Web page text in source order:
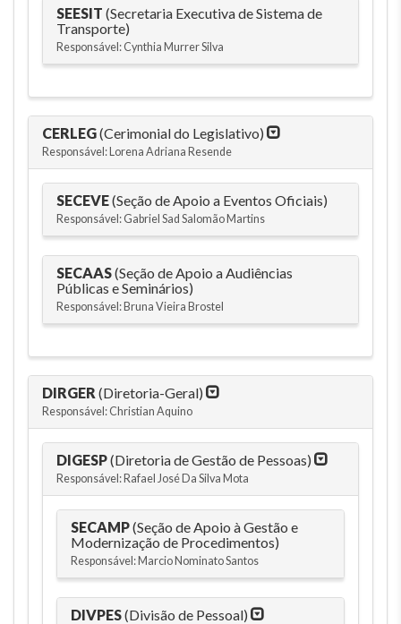
SEESIT (Secretaria Executiva de Sistema de
Transporte)
Responsável: Cynthia Murrer Silva
CERLEG(Cerimonial do Legislativo)
Responsável: Lorena Adriana Resende
SECEVE(Seção de Apoio a Eventos Oficiais)
Responsável: Gabriel Sad Salomão Martins
SECAAS(Seção de Apoio a Audiências
Públicas e Seminários)
Responsável: Bruna Vieira Brostel
DIRGER (Diretoria-Geral)
Responsável: Christian Aquino
DIGESP(Diretoria de Gestão de Pessoas)
Responsável: Rafael José Da Silva Mota
SECAMP(Seção de Apoio à Gestão e
Modernização de Procedimentos)
Responsável: Marcio Nominato Santos
DIVPES(Divisão de Pessoal)